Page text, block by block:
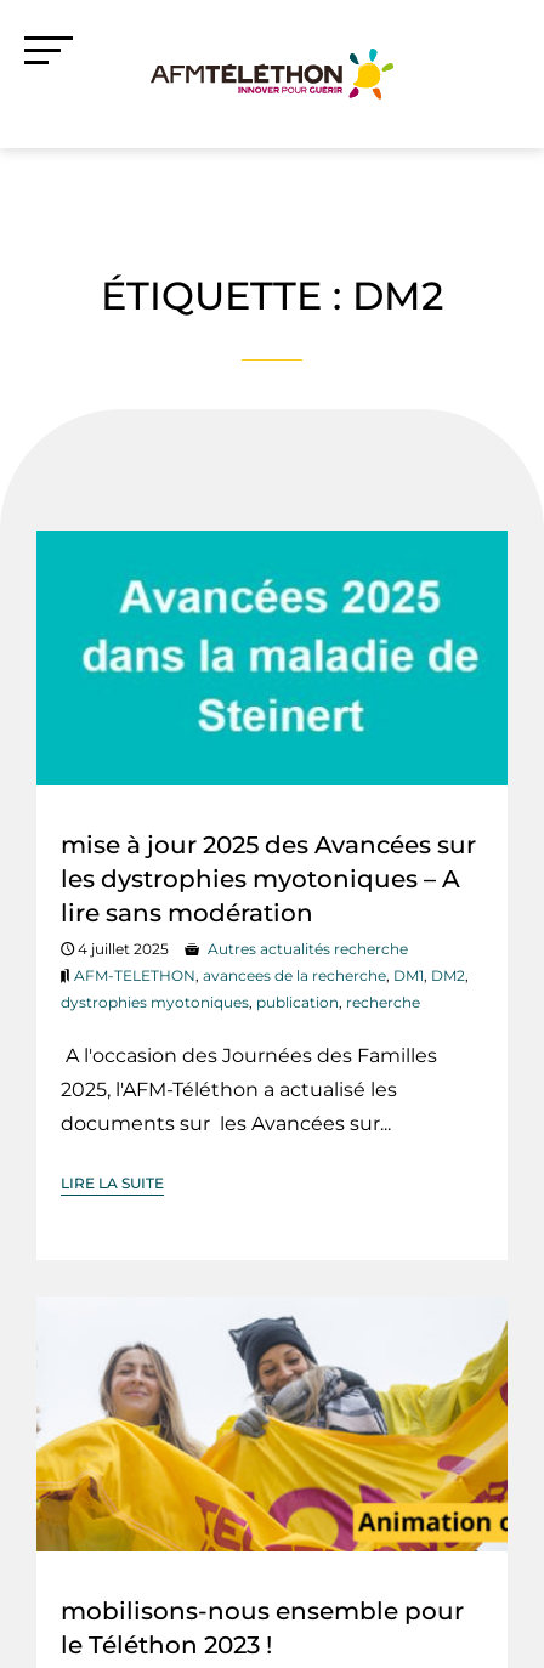
ÉTIQUETTE : DM2
mise à jour 2025 des Avancées sur
les dystrophies myotoniques – A
lire sans modération
4 juillet 2025
Autres actualités recherche
AFM-TELETHON, avancees de la recherche, DM1, DM2,
dystrophies myotoniques, publication, recherche
A l'occasion des Journées des Familles
2025, l'AFM-Téléthon a actualisé les
documents sur les Avancées sur...
LIRE LA SUITE
mobilisons-nous ensemble pour
le Téléthon 2023 !